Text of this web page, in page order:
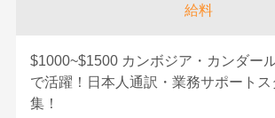
給料
$1000~$1500 カンボジア・カンダー
で活躍！日本人通訳・業務サポートス
集！